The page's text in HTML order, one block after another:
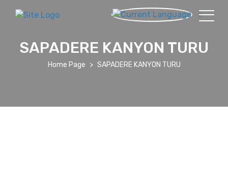
SAPADERE KANYON TURU
Home Page SAPADERE KANYON TURU